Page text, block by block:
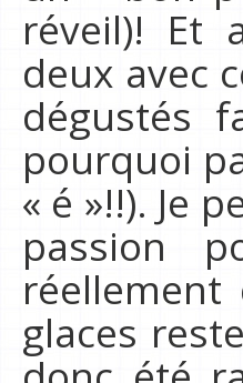
réveil)! Et
deux avec
dégustés
pourquoi
« é »!!). Je
passion
glaces